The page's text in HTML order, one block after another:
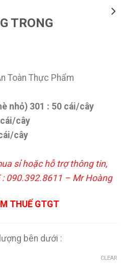
TRONG
Toàn Thực Phẩm
nhỏ) 301 : 50 cái/cây
cái/cây
cây
sỉ hoặc hỗ trợ thông tin,
: 090.392.8611 – Mr Hoàng
THUẾ GTGT
bên dưới :
CLEAR